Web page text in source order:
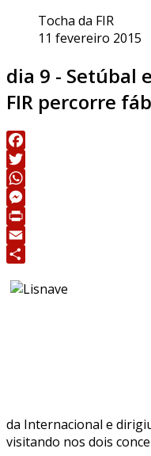
Tocha da FIR
11 fevereiro 2015
dia 9 - Setúbal
FIR percorre
Facebook
Twitter
WhatsApp
Messenger
Print
Email
da Internacional e
visitando nos dois